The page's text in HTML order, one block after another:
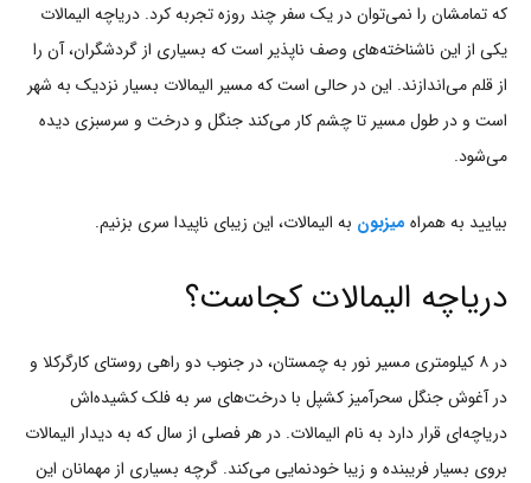
که تمامشان را نمی‌توان در یک سفر چند روزه تجربه کرد. دریاچه الیمالات
یکی از این ناشناخته‌های وصف ناپذیر است که بسیاری از گردشگران، آن را
از قلم می‌اندازند. این در حالی است که مسیر الیمالات بسیار نزدیک به شهر
است و در طول مسیر تا چشم کار می‌کند جنگل و درخت و سرسبزی دیده
می‌شود.
بیایید به همراه میزبون به الیمالات، این زیبای ناپیدا سری بزنیم.
دریاچه الیمالات کجاست؟
در ۸ کیلومتری مسیر نور به چمستان، در جنوب دو راهی روستای کارگرکلا و
در آغوش جنگل سحرآمیز کشپل با درخت‌های سر به فلک کشیده‌اش
دریاچه‌ای قرار دارد به نام الیمالات. در هر فصلی از سال که به دیدار الیمالات
بروی بسیار فریبنده و زیبا خودنمایی می‌کند. گرچه بسیاری از مهمانان این